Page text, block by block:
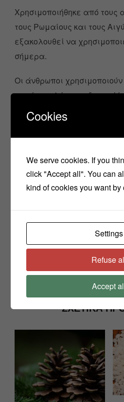
Χρησιμοποιήθηκε από τους
τους Ρωμαίους και τους
εξακολουθεί να
σήμερα.
Οι άνθρωποι
κοινό κρυολόγημα,
υπερβολικό κλάμα σε βρέφη
πολλές άλλες
υπάρχουν καλά
Χρησιμοποιείται ως
αγχολυτικό,
αντιφλεγμονώδες κλπ.
ΣΧΕΤΙΚΆ
Cookies
We serve cookies. If you
click "Accept all". You can
kind of cookies you want
Settings
Refuse
Accept